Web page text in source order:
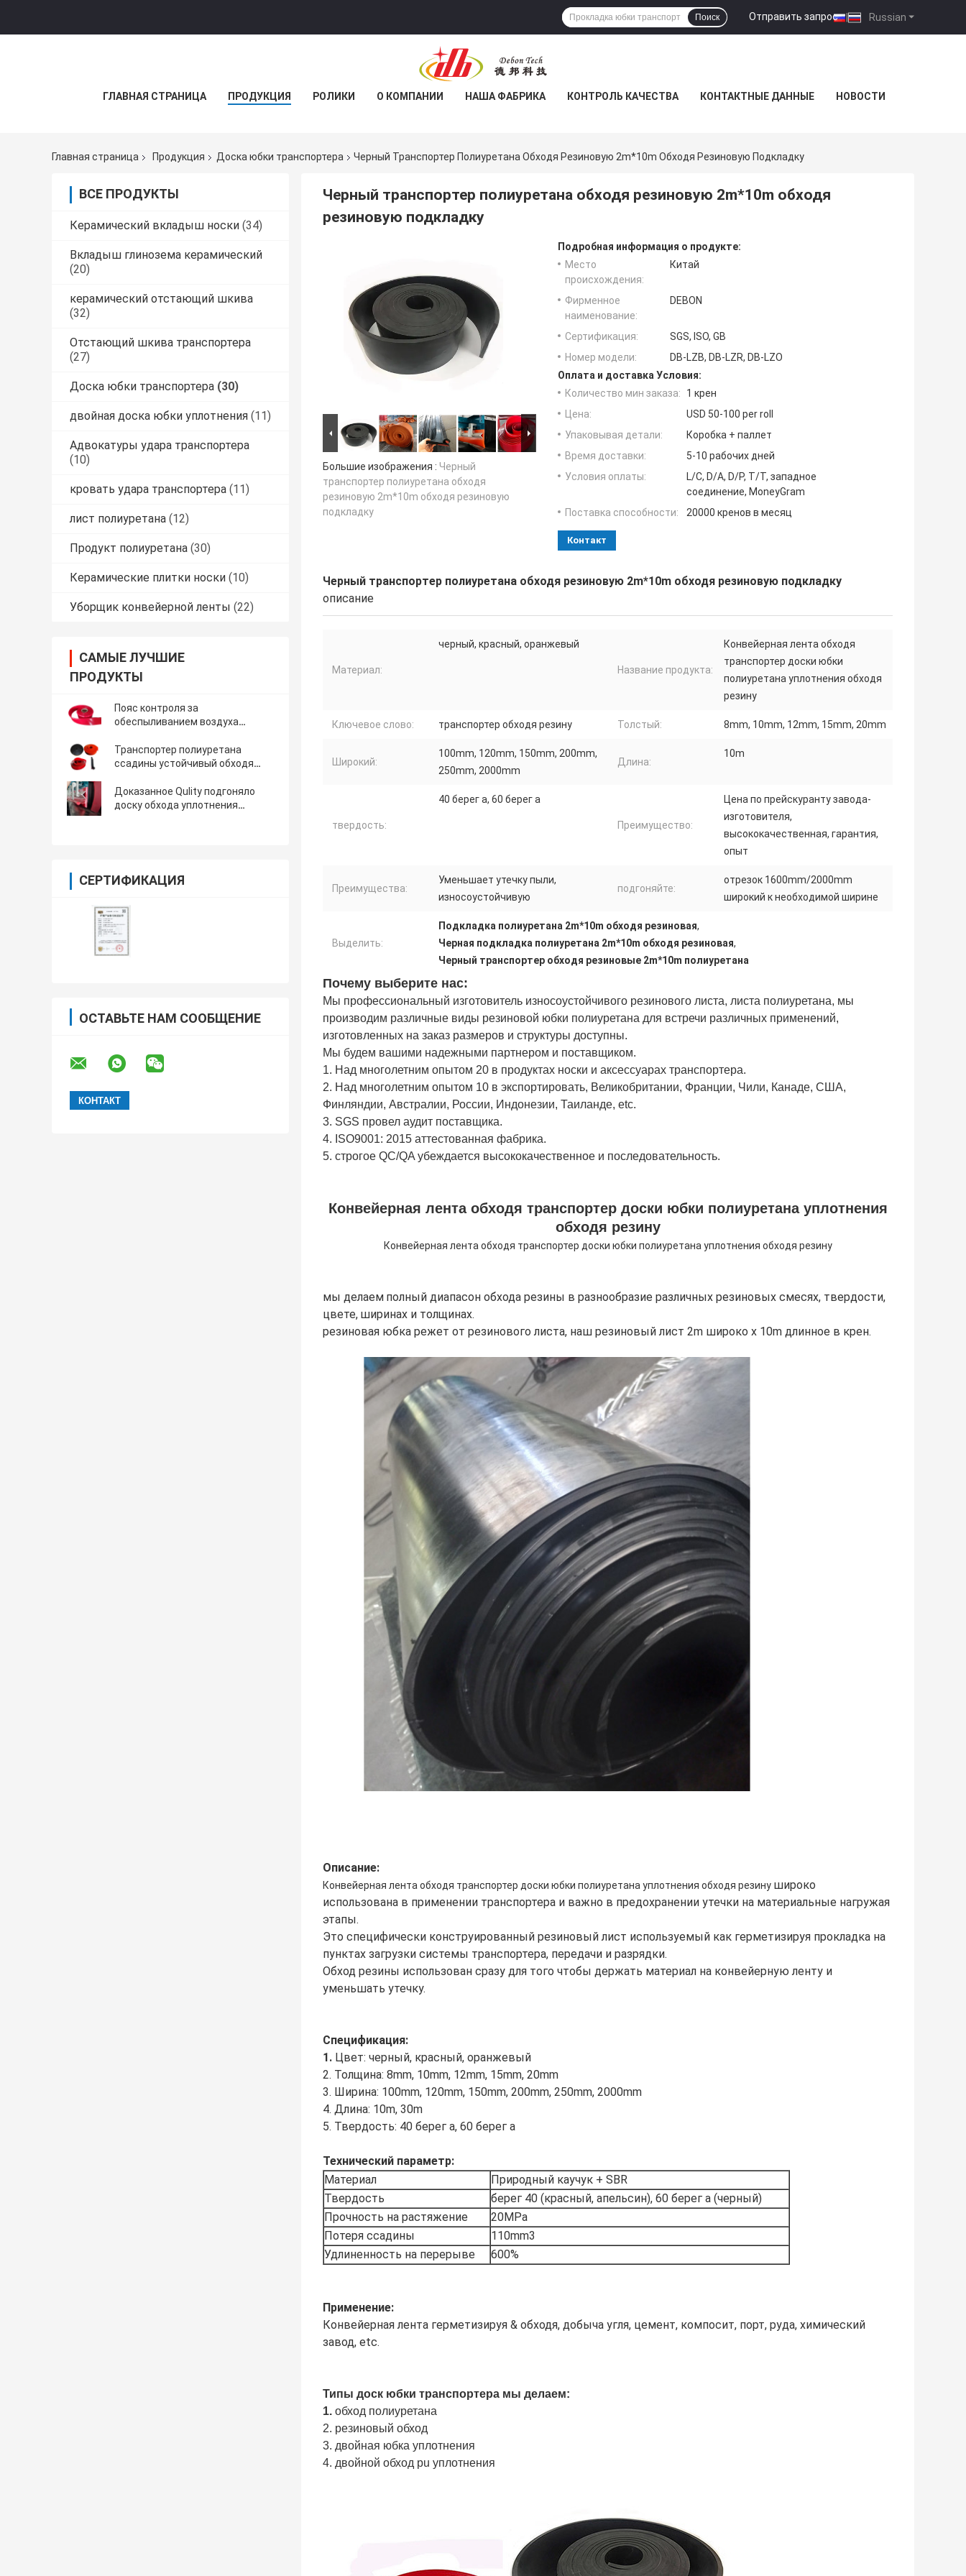
Russian
Отправить запрос |
Поиск
ГЛАВНАЯ СТРАНИЦА ПРОДУКЦИЯ РОЛИКИ О КОМПАНИИ НАША ФАБРИКА КОНТРОЛЬ КАЧЕСТВА КОНТАКТНЫЕ ДАННЫЕ НОВОСТИ
Главная страница Продукция Доска юбки транспортера Черный Транспортер Полиуретана Обходя Резиновую 2m*10m Обходя Резиновую Подкладку
ВСЕ ПРОДУКТЫ
Керамический вкладыш носки (34)
Вкладыш глинозема керамический
(20)
керамический отстающий шкива
(32)
Отстающий шкива транспортера
(27)
Доска юбки транспортера (30)
двойная доска юбки уплотнения (11)
Адвокатуры удара транспортера
(10)
кровать удара транспортера (11)
лист полиуретана (12)
Продукт полиуретана (30)
Керамические плитки носки (10)
Уборщик конвейерной ленты (22)
САМЫЕ ЛУЧШИЕ
ПРОДУКТЫ
Пояс контроля за
обеспыливанием воздуха
доски обхода полиуретана
транспортера Skirtboard поли
Транспортер полиуретана
ссадины устойчивый обходя
конвейерной ленты
Доказанное Qulity подгоняло
доску обхода уплотнения
СЕРТИФИКАЦИЯ
ОСТАВЬТЕ НАМ СООБЩЕНИЕ
Черный транспортер полиуретана обходя резиновую 2m*10m обходя
резиновую подкладку
Большие изображения : Черный
транспортер полиуретана обходя
резиновую 2m*10m обходя резиновую
подкладку
Подробная информация о продукте:
Место
происхождения:
Китай
Фирменное
наименование:
DEBON
Сертификация:
SGS, ISO, GB
Номер модели:
DB-LZB, DB-LZR, DB-LZO
Оплата и доставка Условия:
Количество мин заказа:
1 крен
Цена:
USD 50-100 per roll
Упаковывая детали:
Коробка + паллет
Время доставки:
5-10 рабочих дней
Условия оплаты:
L/C, D/A, D/P, T/T, западное
соединение, MoneyGram
Поставка способности:
20000 кренов в месяц
Контакт
Черный транспортер полиуретана обходя резиновую 2m*10m обходя резиновую подкладку
описание
Материал:
черный, красный, оранжевый
Название продукта:
Конвейерная лента обходя
транспортер доски юбки
полиуретана уплотнения обходя
резину
Ключевое слово: транспортер обходя резину Толстый: 8mm, 10mm, 12mm, 15mm, 20mm
Широкий:
100mm, 120mm, 150mm, 200mm,
250mm, 2000mm
Длина:
10m
твердость:
40 берег a, 60 берег a
Преимущество:
Цена по прейскуранту завода-
изготовителя,
высококачественная, гарантия,
опыт
Преимущества:
Уменьшает утечку пыли,
износоустойчивую
подгоняйте:
отрезок 1600mm/2000mm
широкий к необходимой ширине
Выделить:
Подкладка полиуретана 2m*10m обходя резиновая,
Черная подкладка полиуретана 2m*10m обходя резиновая,
Черный транспортер обходя резиновые 2m*10m полиуретана
Почему выберите нас:
Мы профессиональный изготовитель износоустойчивого резинового листа, листа полиуретана, мы
производим различные виды резиновой юбки полиуретана для встречи различных применений,
изготовленных на заказ размеров и структуры доступны.
Мы будем вашими надежными партнером и поставщиком.
1. Над многолетним опытом 20 в продуктах носки и аксессуарах транспортера.
2. Над многолетним опытом 10 в экспортировать, Великобритании, Франции, Чили, Канаде, США,
Финляндии, Австралии, России, Индонезии, Таиланде, etc.
3. SGS провел аудит поставщика.
4. ISO9001: 2015 аттестованная фабрика.
5. строгое QC/QA убеждается высококачественное и последовательность.
Конвейерная лента обходя транспортер доски юбки полиуретана уплотнения
обходя резину
Конвейерная лента обходя транспортер доски юбки полиуретана уплотнения обходя резину
мы делаем полный диапасон обхода резины в разнообразие различных резиновых смесях, твердости,
цвете, ширинах и толщинах.
резиновая юбка режет от резинового листа, наш резиновый лист 2m широко x 10m длинное в крен.
Описание:
Конвейерная лента обходя транспортер доски юбки полиуретана уплотнения обходя резину широко
использована в применении транспортера и важно в предохранении утечки на материальные нагружая
этапы.
Это специфически конструированный резиновый лист используемый как герметизируя прокладка на
пунктах загрузки системы транспортера, передачи и разрядки.
Обход резины использован сразу для того чтобы держать материал на конвейерную ленту и
уменьшать утечку.
Спецификация:
1. Цвет: черный, красный, оранжевый
2. Толщина: 8mm, 10mm, 12mm, 15mm, 20mm
3. Ширина: 100mm, 120mm, 150mm, 200mm, 250mm, 2000mm
4. Длина: 10m, 30m
5. Твердость: 40 берег a, 60 берег a
Технический параметр:
Материал
Природный каучук + SBR
Твердость
берег 40 (красный, апельсин), 60 берег a (черный)
Прочность на растяжение
20MPa
Потеря ссадины
110mm3
Удлиненность на перерыве
600%
Применение:
Конвейерная лента герметизируя & обходя, добыча угля, цемент, компосит, порт, руда, химический
завод, etc.
Типы доск юбки транспортера мы делаем:
1. обход полиуретана
2. резиновый обход
3. двойная юбка уплотнения
4. двойной обход pu уплотнения